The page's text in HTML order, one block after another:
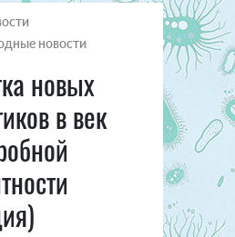
новости
новых
в век